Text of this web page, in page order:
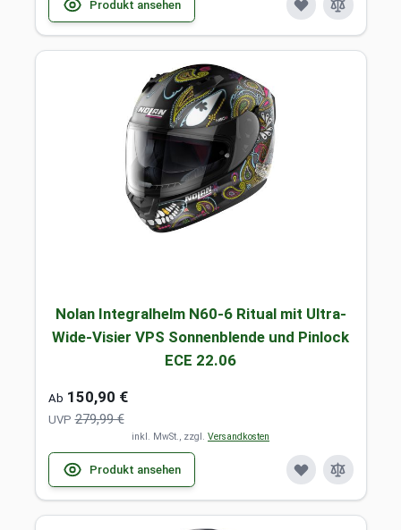
Produkt ansehen
Nolan Integralhelm N60-6 Ritual mit Ultra-
Wide-Visier VPS Sonnenblende und Pinlock
ECE 22.06
Ab 150,90 €
UVP 279,99 €
inkl. MwSt., zzgl. Versandkosten
Produkt ansehen